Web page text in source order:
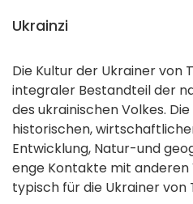
Ukrainzi
Die Kultur der Ukrainer von
integraler Bestandteil der
des ukrainischen Volkes.
historischen,
Entwicklung, Natur-und
enge Kontakte mit anderen
typisch für die Ukrainer von